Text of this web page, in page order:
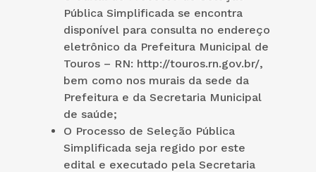
Pública Simplificada se encontra
disponível para consulta no endereço
eletrônico da Prefeitura Municipal de
Touros – RN: http://touros.rn.gov.br/,
bem como nos murais da sede da
Prefeitura e da Secretaria Municipal
de saúde;
O Processo de Seleção Pública
Simplificada seja regido por este
edital e executado pela Secretaria